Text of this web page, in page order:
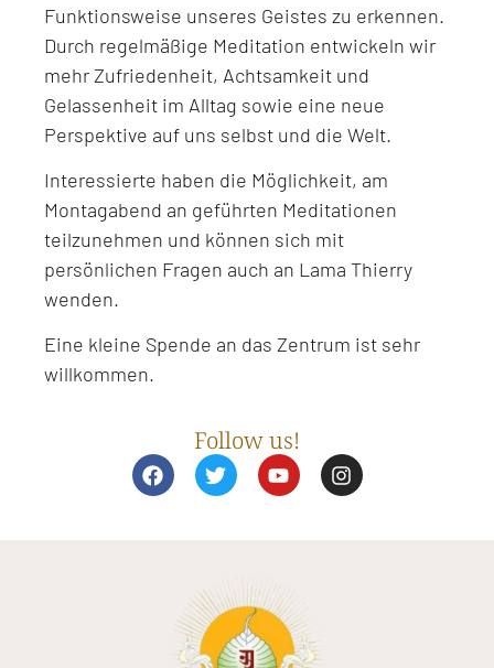
Funktionsweise unseres Geistes zu erkennen.
Durch regelmäßige Meditation entwickeln wir
mehr Zufriedenheit, Achtsamkeit und
Gelassenheit im Alltag sowie eine neue
Perspektive auf uns selbst und die Welt.
Interessierte haben die Möglichkeit, am
Montagabend an geführten Meditationen
teilzunehmen und können sich mit
persönlichen Fragen auch an Lama Thierry
wenden.
Eine kleine Spende an das Zentrum ist sehr
willkommen.
Follow us!
F
a
T
w
r
Y
o
e
I
n